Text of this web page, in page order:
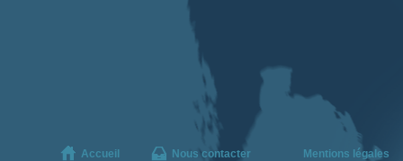
Accueil Nous contacter Mentions légales